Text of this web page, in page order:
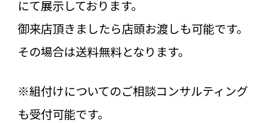
にて展示しております。
御来店頂きましたら店頭お渡しも可能です。
その場合は送料無料となります。
※組付けについてのご相談コンサルティング
も受付可能です。